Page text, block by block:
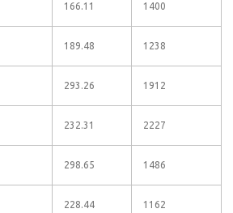
166.11 1400
189.48 1238
293.26 1912
232.31 2227
298.65 1486
228.44 1162